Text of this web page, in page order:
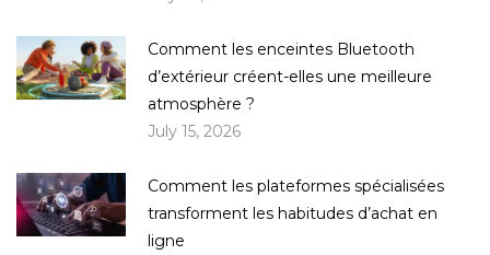
Comment les enceintes Bluetooth
d’extérieur créent-elles une meilleure
atmosphère ?
July 15, 2026
Comment les plateformes spécialisées
transforment les habitudes d’achat en
ligne